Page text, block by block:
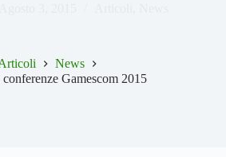
News
Gamescom 2015